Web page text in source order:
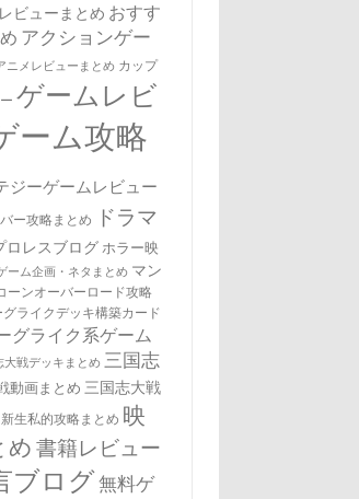
ビューまとめ おすす
アクションゲー
ニメレビューまとめ カップ
ゲームレビ
ーム攻略
ジーゲームレビュー
ー攻略まとめ
ドラマ
ロレスブログ ホラー映
ーム企画・ネタまとめ マン
ーンオーバーロード攻略
グライクデッキ構築カード
グライク系ゲーム
大戦デッキまとめ 三国志
動画まとめ 三国志大戦
生私的攻略まとめ 映
め 書籍レビュー
ブログ無料ゲ